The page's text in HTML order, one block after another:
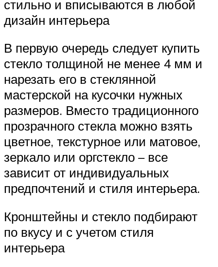
стильно и вписываются в любой
дизайн интерьера
В первую очередь следует купить
стекло толщиной не менее 4 мм и
нарезать его в стеклянной
мастерской на кусочки нужных
размеров. Вместо традиционного
прозрачного стекла можно взять
цветное, текстурное или матовое,
зеркало или оргстекло – все
зависит от индивидуальных
предпочтений и стиля интерьера.
Кронштейны и стекло подбирают
по вкусу и с учетом стиля
интерьера